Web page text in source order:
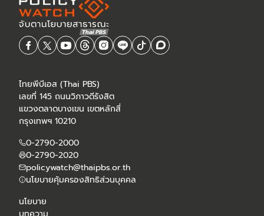
ไทยพีบีเอส (Thai PBS)
เลขที่ 145 ถนนวิภาวดีรังสิต
แขวงตลาดบางเขน เขตหลักสี่
กรุงเทพฯ 10210
0-2790-2000
0-2790-2020
policywatch@thaipbs.or.th
นโยบายคุ้มครองสิทธิส่วนบุคคล
นโยบาย